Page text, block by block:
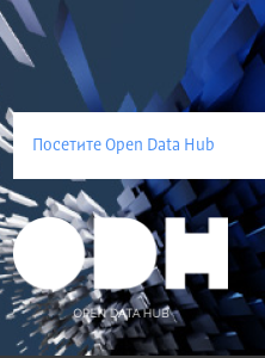
Посетите Open Data Hub